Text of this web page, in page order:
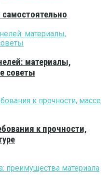
материалы,
советы
к прочности,